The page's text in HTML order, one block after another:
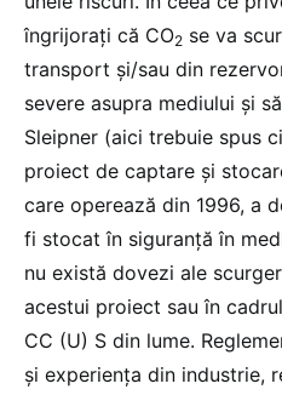
îngrijorați că CO2 se va
transport și/sau din
severe asupra mediului și
Sleipner (aici trebuie spus
proiect de captare și
care operează din 1996, a
fi stocat în siguranță în
nu există dovezi ale
acestui proiect sau în
CC (U) S din lume.
și experiența din industrie,